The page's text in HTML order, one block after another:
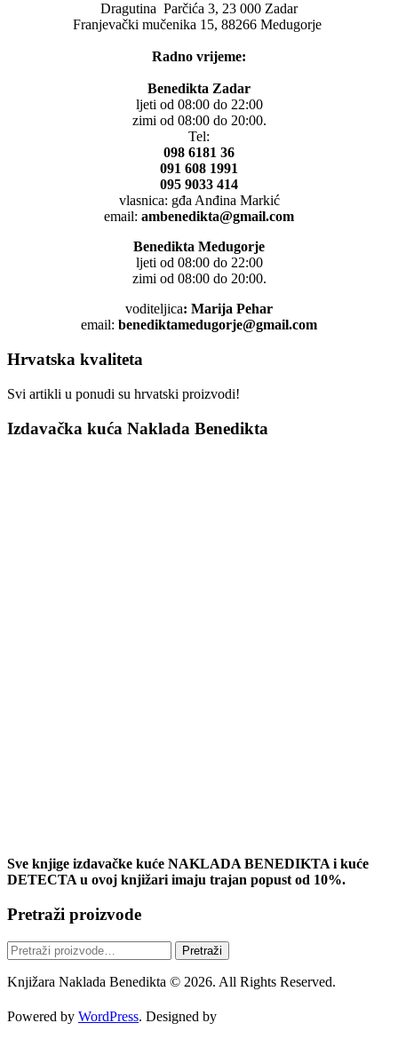
Dragutina Parčića 3, 23 000 Zadar
Franjevački mučenika 15, 88266 Medugorje
Radno vrijeme:
Benedikta Zadar
ljeti od 08:00 do 22:00
zimi od 08:00 do 20:00.
Tel:
098 6181 36
091 608 1991
095 9033 414
vlasnica: gđa Anđina Markić
email: ambenedikta@gmail.com
Benedikta Medugorje
ljeti od 08:00 do 22:00
zimi od 08:00 do 20:00.
voditeljica: Marija Pehar
email: benediktamedugorje@gmail.com
Hrvatska kvaliteta
Svi artikli u ponudi su hrvatski proizvodi!
Izdavačka kuća Naklada Benedikta
Sve knjige izdavačke kuće NAKLADA BENEDIKTA i kuće
DETECTA u ovoj knjižari imaju trajan popust od 10%.
Pretraži proizvode
Pretraži: Pretraži
Knjižara Naklada Benedikta © 2026. All Rights Reserved.
Powered by WordPress. Designed by